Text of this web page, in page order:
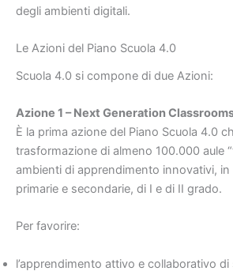
degli ambienti digitali.
Le Azioni del Piano Scuola 4.0
Scuola 4.0 si compone di due Azioni:
Azione 1 – Next Generation
È la prima azione del Piano Scuola 4.0
trasformazione di almeno 100.000 aule
ambienti di apprendimento innovativi, in
primarie e secondarie, di I e di II grado.
Per favorire:
l’apprendimento attivo e collaborativo